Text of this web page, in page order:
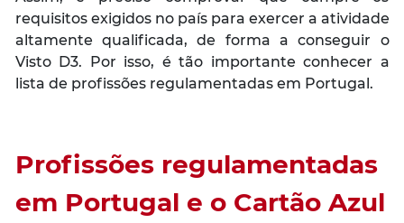
requisitos exigidos no país para exercer a atividade
altamente qualificada, de forma a conseguir o
Visto D3. Por isso, é tão importante conhecer a
lista de profissões regulamentadas em Portugal.
Profissões regulamentadas
em Portugal e o Cartão Azul